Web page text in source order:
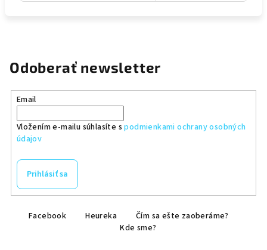
Odoberať newsletter
Email
Vložením e-mailu súhlasíte spodmienkami ochrany osobných
údajov
Prihlásiť sa
Facebook Heureka
Čím sa ešte zaoberáme?
Kde sme?